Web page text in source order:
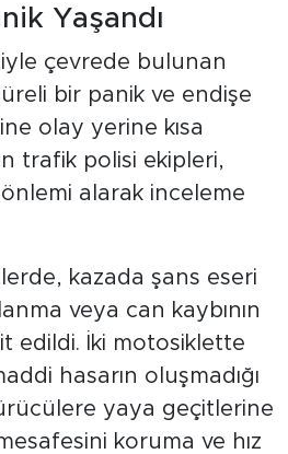
Yaşandı
çevrede bulunan
bir panik ve endişe
olay yerine kısa
trafik polisi ekipleri,
alarak inceleme
kazada şans eseri
veya can kaybının
edildi. İki motosiklette
hasarın oluşmadığı
yaya geçitlerine
koruma ve hız